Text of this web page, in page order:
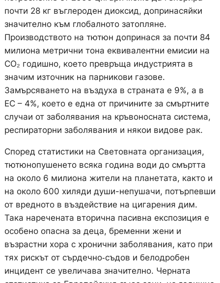
почти 28 кг въглероден диоксид, допринасяйки
значително към глобалното затопляне.
Производството на тютюн допринася за почти 84
милиона метрични тона еквивалентни емисии на
CO₂ годишно, което превръща индустрията в
значим източник на парникови газове.
Замърсяването на въздуха в страната е 9%, а в
ЕС – 4%, което е една от причините за смъртните
случаи от заболявания на кръвоносната система,
респираторни заболявания и някои видове рак.
Според статистики на Световната организация,
тютюнопушенето всяка година води до смъртта
на около 6 милиона жители на планетата, както и
на около 600 хиляди души-непушачи, потърпевши
от вредното в въздействие на цигарения дим.
Така наречената вторична пасивна експозиция е
особено опасна за деца, бременни жени и
възрастни хора с хронични заболявания, като при
тях рискът от сърдечно‑съдов и белодробен
инцидент се увеличава значително. Черната